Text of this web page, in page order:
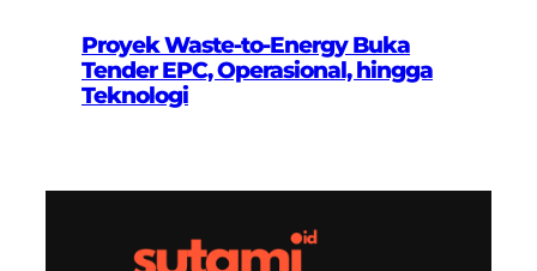
Proyek Waste-to-Energy Buka
Tender EPC, Operasional, hingga
Teknologi